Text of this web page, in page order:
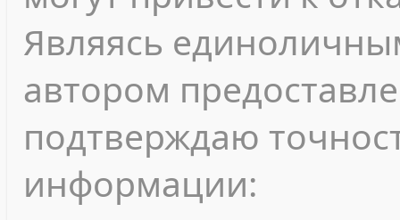
Являясь
автором
подтверждаю
информации: